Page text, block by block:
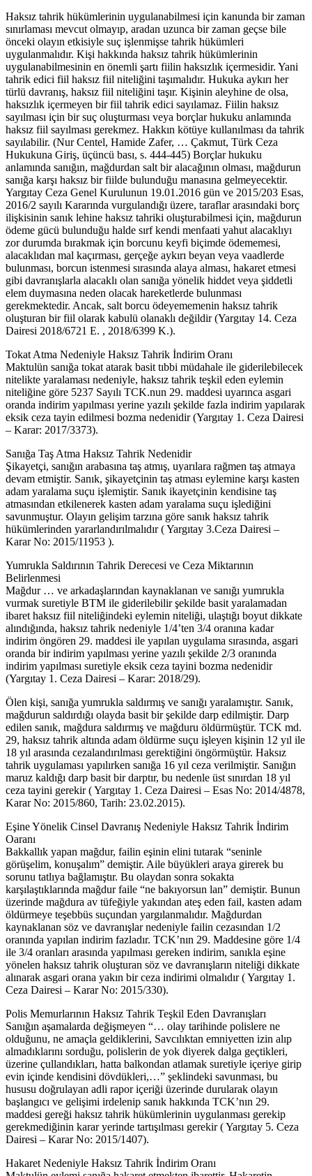
Haksız tahrik hükümlerinin uygulanabilmesi için kanunda bir zaman
sınırlaması mevcut olmayıp, aradan uzunca bir zaman geçse bile
önceki olayın etkisiyle suç işlenmişse tahrik hükümleri
uygulanmalıdır. Kişi hakkında haksız tahrik hükümlerinin
uygulanabilmesinin en önemli şartı fiilin haksızlık içermesidir. Yani
tahrik edici fiil haksız fiil niteliğini taşımalıdır. Hukuka aykırı her
türlü davranış, haksız fiil niteliğini taşır. Kişinin aleyhine de olsa,
haksızlık içermeyen bir fiil tahrik edici sayılamaz. Fiilin haksız
sayılması için bir suç oluşturması veya borçlar hukuku anlamında
haksız fiil sayılması gerekmez. Hakkın kötüye kullanılması da tahrik
sayılabilir. (Nur Centel, Hamide Zafer, … Çakmut, Türk Ceza
Hukukuna Giriş, üçüncü bası, s. 444-445) Borçlar hukuku
anlamında sanığın, mağdurdan salt bir alacağının olması, mağdurun
sanığa karşı haksız bir fiilde bulunduğu manasına gelmeyecektir.
Yargıtay Ceza Genel Kurulunun 19.01.2016 gün ve 2015/203 Esas,
2016/2 sayılı Kararında vurgulandığı üzere, taraflar arasındaki borç
ilişkisinin sanık lehine haksız tahriki oluşturabilmesi için, mağdurun
ödeme gücü bulunduğu halde sırf kendi menfaati yahut alacaklıyı
zor durumda bırakmak için borcunu keyfi biçimde ödememesi,
alacaklıdan mal kaçırması, gerçeğe aykırı beyan veya vaadlerde
bulunması, borcun istenmesi sırasında alaya alması, hakaret etmesi
gibi davranışlarla alacaklı olan sanığa yönelik hiddet veya şiddetli
elem duymasına neden olacak hareketlerde bulunması
gerekmektedir. Ancak, salt borcu ödeyememenin haksız tahrik
oluşturan bir fiil olarak kabulü olanaklı değildir (Yargıtay 14. Ceza
Dairesi 2018/6721 E. , 2018/6399 K.).
Tokat Atma Nedeniyle Haksız Tahrik İndirim Oranı
Maktulün sanığa tokat atarak basit tıbbi müdahale ile giderilebilecek
nitelikte yaralaması nedeniyle, haksız tahrik teşkil eden eylemin
niteliğine göre 5237 Sayılı TCK.nun 29. maddesi uyarınca asgari
oranda indirim yapılması yerine yazılı şekilde fazla indirim yapılarak
eksik ceza tayin edilmesi bozma nedenidir (Yargıtay 1. Ceza Dairesi
– Karar: 2017/3373).
Sanığa Taş Atma Haksız Tahrik Nedenidir
Şikayetçi, sanığın arabasına taş atmış, uyarılara rağmen taş atmaya
devam etmiştir. Sanık, şikayetçinin taş atması eylemine karşı kasten
adam yaralama suçu işlemiştir. Sanık ikayetçinin kendisine taş
atmasından etkilenerek kasten adam yaralama suçu işlediğini
savunmuştur. Olayın gelişim tarzına göre sanık haksız tahrik
hükümlerinden yararlandırılmalıdır ( Yargıtay 3.Ceza Dairesi –
Karar No: 2015/11953 ).
Yumrukla Saldırının Tahrik Derecesi ve Ceza Miktarının
Belirlenmesi
Mağdur … ve arkadaşlarından kaynaklanan ve sanığı yumrukla
vurmak suretiyle BTM ile giderilebilir şekilde basit yaralamadan
ibaret haksız fiil niteliğindeki eylemin niteliği, ulaştığı boyut dikkate
alındığında, haksız tahrik nedeniyle 1/4’ten 3/4 oranına kadar
indirim öngören 29. maddesi ile yapılan uygulama sırasında, asgari
oranda bir indirim yapılması yerine yazılı şekilde 2/3 oranında
indirim yapılması suretiyle eksik ceza tayini bozma nedenidir
(Yargıtay 1. Ceza Dairesi – Karar: 2018/29).
Ölen kişi, sanığa yumrukla saldırmış ve sanığı yaralamıştır. Sanık,
mağdurun saldırdığı olayda basit bir şekilde darp edilmiştir. Darp
edilen sanık, mağdura saldırmış ve mağduru öldürmüştür. TCK md.
29, haksız tahrik altında adam öldürme suçu işleyen kişinin 12 yıl ile
18 yıl arasında cezalandırılması gerektiğini öngörmüştür. Haksız
tahrik uygulaması yapılırken sanığa 16 yıl ceza verilmiştir. Sanığın
maruz kaldığı darp basit bir darptır, bu nedenle üst sınırdan 18 yıl
ceza tayini gerekir ( Yargıtay 1. Ceza Dairesi – Esas No: 2014/4878,
Karar No: 2015/860, Tarih: 23.02.2015).
Eşine Yönelik Cinsel Davranış Nedeniyle Haksız Tahrik İndirim
Oaranı
Bakkallık yapan mağdur, failin eşinin elini tutarak “seninle
görüşelim, konuşalım” demiştir. Aile büyükleri araya girerek bu
sorunu tatlıya bağlamıştır. Bu olaydan sonra sokakta
karşılaştıklarında mağdur faile “ne bakıyorsun lan” demiştir. Bunun
üzerinde mağdura av tüfeğiyle yakından ateş eden fail, kasten adam
öldürmeye teşebbüs suçundan yargılanmalıdır. Mağdurdan
kaynaklanan söz ve davranışlar nedeniyle failin cezasından 1/2
oranında yapılan indirim fazladır. TCK’nın 29. Maddesine göre 1/4
ile 3/4 oranları arasında yapılması gereken indirim, sanıkla eşine
yönelen haksız tahrik oluşturan söz ve davranışların niteliği dikkate
alınarak asgari orana yakın bir ceza indirimi olmalıdır ( Yargıtay 1.
Ceza Dairesi – Karar No: 2015/330).
Polis Memurlarının Haksız Tahrik Teşkil Eden Davranışları
Sanığın aşamalarda değişmeyen “… olay tarihinde polislere ne
olduğunu, ne amaçla geldiklerini, Savcılıktan emniyetten izin alıp
almadıklarını sorduğu, polislerin de yok diyerek dalga geçtikleri,
üzerine çullandıkları, hatta balkondan atlamak suretiyle içeriye girip
evin içinde kendisini dövdükleri,…” şeklindeki savunması, bu
hususu doğrulayan adli rapor içeriği üzerinde durularak olayın
başlangıcı ve gelişimi irdelenip sanık hakkında TCK’nın 29.
maddesi gereği haksız tahrik hükümlerinin uygulanması gerekip
gerekmediğinin karar yerinde tartışılması gerekir ( Yargıtay 5. Ceza
Dairesi – Karar No: 2015/1407).
Hakaret Nedeniyle Haksız Tahrik İndirim Oranı